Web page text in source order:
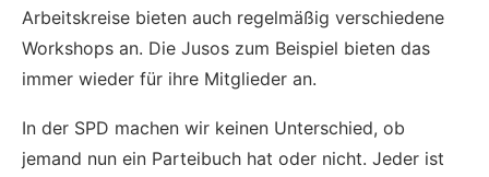
Arbeitskreise bieten auch regelmäßig verschiedene
Workshops an. Die Jusos zum Beispiel bieten das
immer wieder für ihre Mitglieder an.
In der SPD machen wir keinen Unterschied, ob
jemand nun ein Parteibuch hat oder nicht. Jeder ist